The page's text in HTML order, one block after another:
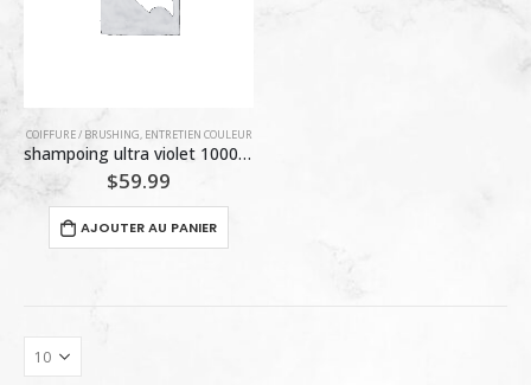
COIFFURE / BRUSHING, ENTRETIEN COULEUR
shampoing ultra violet 1000ml
$59.99
AJOUTER AU PANIER